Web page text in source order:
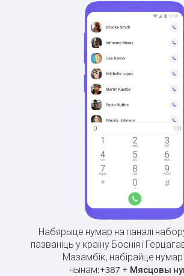
Набярыце нумар на панэлі
пазваніць у краіну Боснія і
Мазамбік, набірайце нумар
чынам:+387 + Мясцовы